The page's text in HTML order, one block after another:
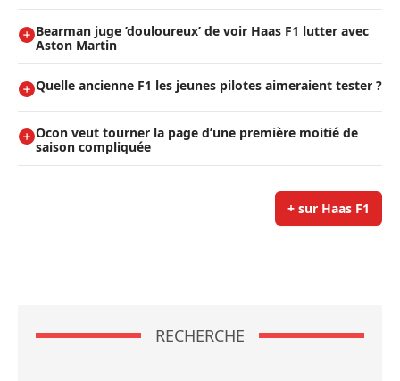
Bearman juge ’douloureux’ de voir Haas F1 lutter avec
Aston Martin
Quelle ancienne F1 les jeunes pilotes aimeraient tester ?
Ocon veut tourner la page d’une première moitié de
saison compliquée
+ sur Haas F1
RECHERCHE